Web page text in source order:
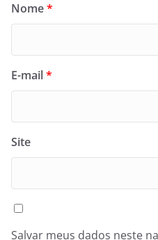
Nome*
E-mail*
Site
Salvar meus dados neste